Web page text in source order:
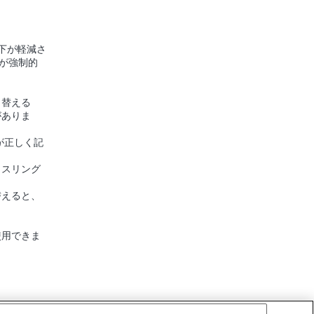
が軽減さ
強制的
える
りま
正しく記
リング
ると、
できま